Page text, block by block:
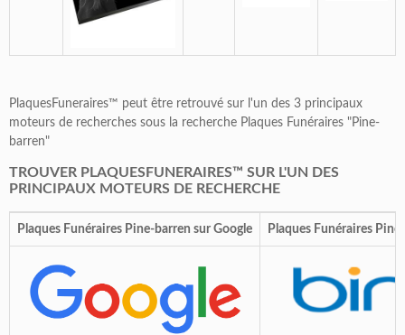
PlaquesFuneraires™ peut être retrouvé sur l'un des 3 principaux
moteurs de recherches sous la recherche Plaques Funéraires "Pine-
barren"
TROUVER PLAQUESFUNERAIRES™ SUR L'UN DES
PRINCIPAUX MOTEURS DE RECHERCHE
Plaques Funéraires Pine-barren sur Google Plaques Funéraires